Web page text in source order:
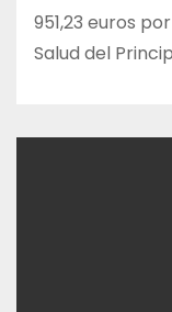
951,23 euros
Salud del